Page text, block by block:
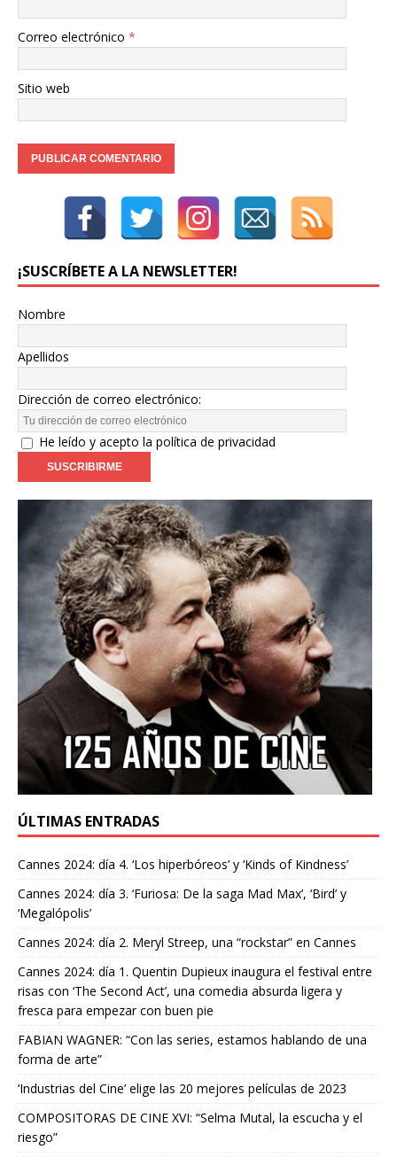
Correo electrónico *
Sitio web
¡SUSCRÍBETE A LA NEWSLETTER!
Nombre
Apellidos
Dirección de correo electrónico:
He leído y acepto la política de privacidad
ÚLTIMAS ENTRADAS
Cannes 2024: día 4. ‘Los hiperbóreos’ y ‘Kinds of Kindness’
Cannes 2024: día 3. ‘Furiosa: De la saga Mad Max’, ‘Bird’ y
‘Megalópolis’
Cannes 2024: día 2. Meryl Streep, una “rockstar” en Cannes
Cannes 2024: día 1. Quentin Dupieux inaugura el festival entre
risas con ‘The Second Act’, una comedia absurda ligera y
fresca para empezar con buen pie
FABIAN WAGNER: “Con las series, estamos hablando de una
forma de arte”
‘Industrias del Cine’ elige las 20 mejores películas de 2023
COMPOSITORAS DE CINE XVI: “Selma Mutal, la escucha y el
riesgo”